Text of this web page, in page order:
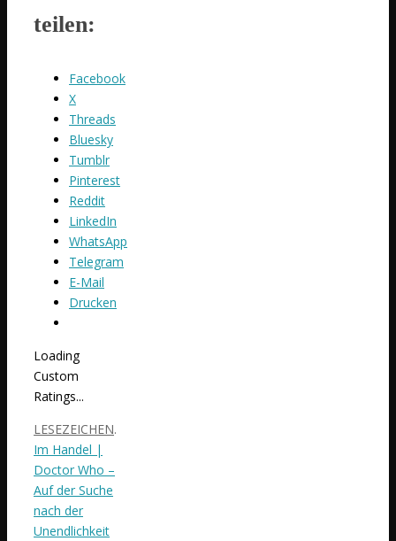
teilen:
Facebook
X
Threads
Bluesky
Tumblr
Pinterest
Reddit
LinkedIn
WhatsApp
Telegram
E-Mail
Drucken
Loading
Custom
Ratings...
LESEZEICHEN.
Im Handel |
Doctor Who –
Auf der Suche
nach der
Unendlichkeit